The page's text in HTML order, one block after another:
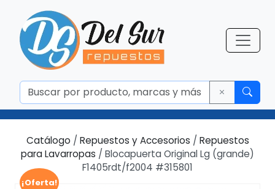
¡Oferta!
Catálogo / Repuestos y Accesorios / Repuestos
para Lavarropas / Blocapuerta Original Lg (grande)
F1405rdt/f2004 #315801